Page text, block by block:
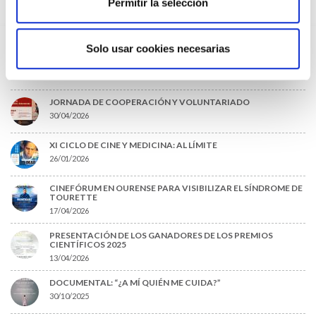
Solo usar cookies necesarias
SESIÓN AMQ: “¿ENVEJECES O REJUVENECES? LONGEVIDAD Y
30/04/2026
TRANSFORMAR LA SANIDAD PÚBLICA: ¿ES POSIBLE EL
JORNADA DE COOPERACIÓN Y VOLUNTARIADO
30/04/2026
XI CICLO DE CINE Y MEDICINA: AL LÍMITE
26/01/2026
CINEFÓRUM EN OURENSE PARA VISIBILIZAR EL SÍNDROME DE
TOURETTE
17/04/2026
PRESENTACIÓN DE LOS GANADORES DE LOS PREMIOS
CIENTÍFICOS 2025
13/04/2026
DOCUMENTAL: “¿A MÍ QUIÉN ME CUIDA?”
30/10/2025